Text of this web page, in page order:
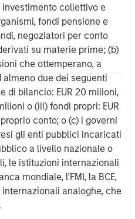
collettivo e
fondi pensione e
negoziatori per conto
su materie prime; (b)
che ottemperano, a
due dei seguenti
di bilancio: EUR 20 milioni,
o (iii) fondi propri: EUR
conto; o (c) i governi
gli enti pubblici incaricati
a livello nazionale o
le istituzioni internazionali
mondiale, l’FMI, la BCE,
analoghe, che
a leading global financial
range of investment
and investment
in 42 countries, the
worldwide including
and individuals.
Stanley, please visit
(MSREI) manages
and regional core / core-
The team's